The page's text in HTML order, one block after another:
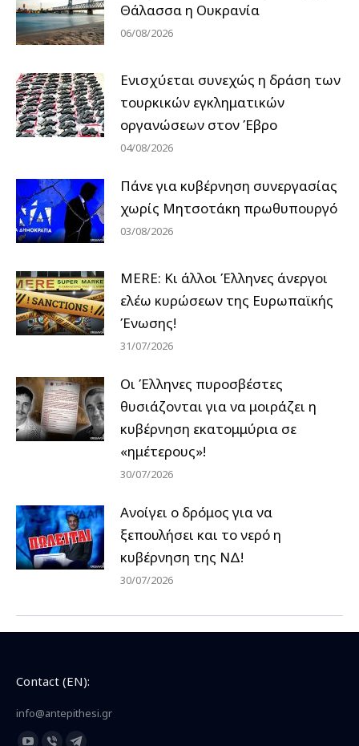
Θάλασσα η Ουκρανία
06/08/2026
Ενισχύεται συνεχώς η δράση των
τουρκικών εγκληματικών
οργανώσεων στον Έβρο
04/08/2026
Πάνε για κυβέρνηση συνεργασίας
χωρίς Μητσοτάκη πρωθυπουργό
03/08/2026
MERE: Κι άλλοι Έλληνες άνεργοι
ελέω κυρώσεων της Ευρωπαϊκής
Ένωσης!
31/07/2026
Οι Έλληνες πυροσβέστες
θυσιάζονται για να μοιράζει η
κυβέρνηση εκατομμύρια σε
«ημέτερους»!
30/07/2026
Ανοίγει ο δρόμος για να
ξεπουλήσει και το νερό η
κυβέρνηση της ΝΔ!
30/07/2026
Contact (EN):
info@antepithesi.gr
Find us on: